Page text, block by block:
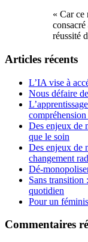
« Car ce
réussité
Articles récents
L’IA vise à
Nous défaire
Des enjeux de
que le soin
Des enjeux de
changement
Dé-
Sans transition
quotidien
Pour un
Commentaires